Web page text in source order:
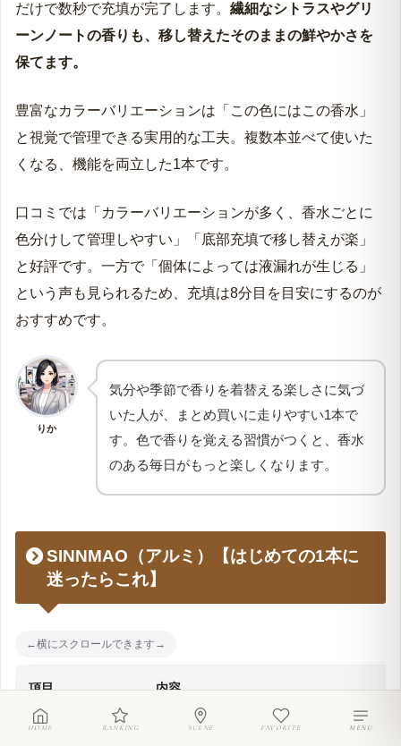
HOME RANKING SCENE FAVORITE MENU
だけで数秒で充填が完了します。 繊細なシトラスやグリ
ーンノートの香りも、移し替えたそのままの鮮やかさを
保てます。
豊富なカラーバリエーションは「この色にはこの香水」
と視覚で管理できる実用的な工夫。複数本並べて使いた
くなる、機能を両立した1本です。
口コミでは「カラーバリエーションが多く、香水ごとに
色分けして管理しやすい」「底部充填で移し替えが楽」
と好評です。一方で「個体によっては液漏れが生じる」
という声も見られるため、充填は8分目を目安にするのが
おすすめです。
りか
気分や季節で香りを着替える楽しさに気づ
いた人が、まとめ買いに走りやすい1本で
す。色で香りを覚える習慣がつくと、香水
のある毎日がもっと楽しくなります。
SINNMAO（アルミ）【はじめての1本に
迷ったらこれ】
項目 内容
容量・素材 5ml／アルミニウム